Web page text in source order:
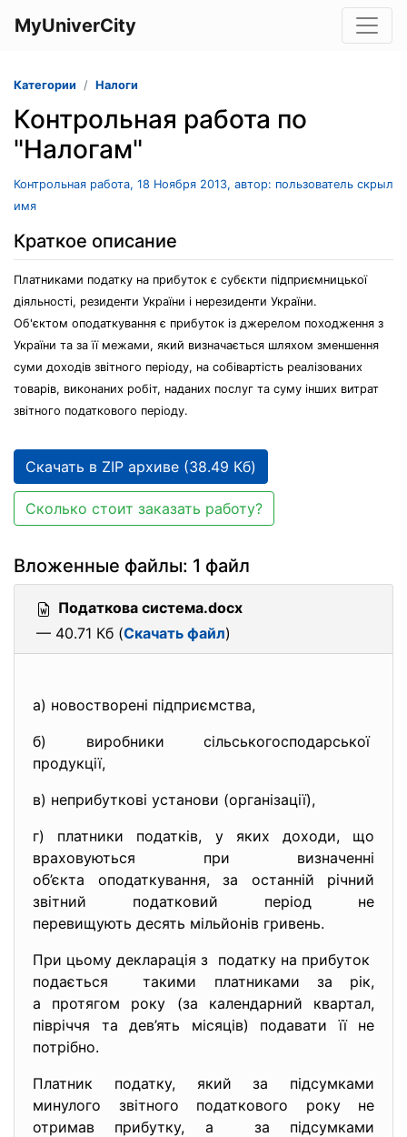
MyUniverCity
Категории Налоги
Контрольная работа по
"Налогам"
Контрольная работа, 18 Ноября 2013, автор: пользователь скрыл
имя
Краткое описание
Платниками податку на прибуток є субєкти підприємницької
діяльності, резиденти України і нерезиденти України.
Об'єктом оподаткування є прибуток із джерелом походження з
України та за її межами, який визначається шляхом зменшення
суми доходів звітного періоду, на собівартість реалізованих
товарів, виконаних робіт, наданих послуг та суму інших витрат
звітного податкового періоду.
Скачать в ZIP архиве (38.49 Кб)
Сколько стоит заказать работу?
Вложенные файлы: 1 файл
Податкова система.docx
— 40.71 Кб (Скачать файл)
а) новостворені підприємства,
б) виробники сільськогосподарської
продукції,
в) неприбуткові установи (організації),
г) платники податків, у яких доходи, що
враховуються при визначенні
об’єкта оподаткування, за останній річний
звітний податковий період не
перевищують десять мільйонів гривень.
При цьому декларація з податку на прибуток
подається такими платниками за рік,
а протягом року (за календарний квартал,
півріччя та дев’ять місяців) подавати її не
потрібно.
Платник податку, який за підсумками
минулого звітного податкового року не
отримав прибутку, а за підсумками